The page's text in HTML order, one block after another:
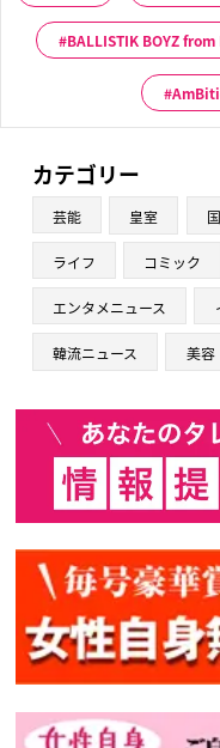
BALLISTIK BOYZ from
カテゴリー
芸能 皇室
ライフ コミック
エンタメニュース
韓流ニュース 美容